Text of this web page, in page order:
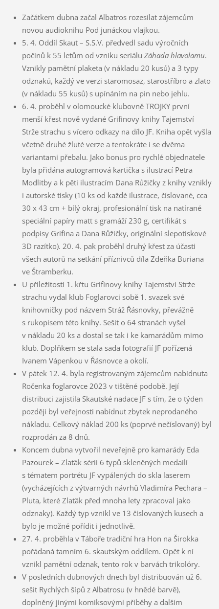
Začátkem dubna začal Albatros rozesílat zájemcům
novou audioknihu Pod junáckou vlajkou.
5. 4. Oddíl Skaut – S.S.V. předvedl sadu výročních
počinů k 55 letům od vzniku seriálu Záhada hlavolamu.
Vznikly pamětní plaketa (v nákladu 20 kusů) a 3 typy
odznaků, každý ve verzi staromosaz, starostříbro a zlato
(v nákladu 55 kusů) s upínáním na pin nebo jehlu.
6. 4. proběhl v olomoucké klubovně TROJKY první
menší křest nově vydané Grifinovy knihy Tajemství
Strže strachu s vícero odkazy na dílo JF. Kniha opět vyšla
včetně druhé žluté verze a tentokráte i se dvěma
variantami přebalu. Jako bonus pro rychlé objednatele
byla přidána autogramová kartička s ilustrací Petra
Modlitby a k pěti ilustracím Dana Růžičky z knihy vznikly
i autorské tisky (10 ks od každé ilustrace, číslované, cca
30 x 43 cm + bílý okraj, profesionální tisk na natírané
speciální papíry matt s gramáží 230 g, certifikát s
podpisy Grifina a Dana Růžičky, originální slepotiskové
3D razítko). 20. 4. pak proběhl druhý křest za účasti
všech autorů na setkání příznivců díla Zdeňka Buriana
ve Štramberku.
U příležitosti 1. křtu Grifinovy knihy Tajemství Strže
strachu vydal klub Foglarovci sobě 1. svazek své
knihovničky pod názvem Stráž Řásnovky, převážně
s rukopisem této knihy. Sešit o 64 stranách vyšel
v nákladu 20 ks a dostal se tak i ke kamarádům mimo
klub. Doplňkem se stala sada fotografií JF pořízená
Ivanem Vápenkou v Řásnovce a okolí.
V pátek 12. 4. byla registrovaným zájemcům nabídnuta
Ročenka foglarovce 2023 v tištěné podobě. Její
distribuci zajistila Skautské nadace JF s tím, že o týden
později byl veřejnosti nabídnut zbytek neprodaného
nákladu. Celkový náklad 200 ks (poprvé nečíslovaný) byl
rozprodán za 8 dnů.
Koncem dubna vytvořil neveřejně pro kamarády Eda
Pazourek – Zlaťák sérii 6 typů skleněných medailí
s tématem portrétu JF vypálených do skla laserem
(vycházejících z výtvarných návrhů Vladimíra Pechara –
Pluta, které Zlaťák před mnoha lety zpracoval jako
odznaky). Každý typ vznikl ve 13 číslovaných kusech a
bylo je možné pořídit i jednotlivě.
27. 4. proběhla v Táboře tradiční hra Hon na Širokka
pořádaná tamním 6. skautským oddílem. Opět k ní
vznikl pamětní odznak, tento rok v barvách trikolóry.
V posledních dubnových dnech byl distribuován už 6.
sešit Rychlých šípů z Albatrosu (v hnědé barvě),
doplněný jinými komiksovými příběhy a dalším